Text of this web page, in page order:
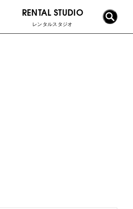
RENTAL STUDIO
レンタルスタジオ